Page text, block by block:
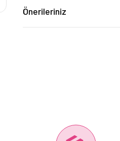
Önerileriniz